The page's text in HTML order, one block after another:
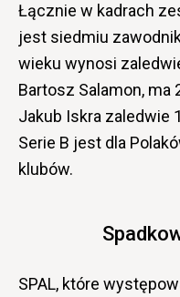
Łącznie w kadrach
jest siedmiu
wieku wynosi
Bartosz Salamon, ma
Jakub Iskra zaledwie
Serie B jest dla
klubów.
SPAL, które